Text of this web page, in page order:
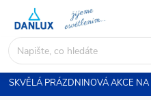
obsah
SKVĚLÁ PRÁZDNINOVÁ AKCE